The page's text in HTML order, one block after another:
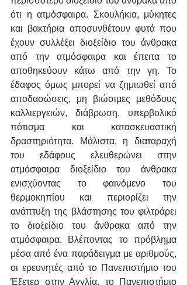
ότι η ατμόσφαιρα. Σκουλήκια, μύκητες
και βακτήρια αποσυνθέτουν φυτά που
έχουν συλλέξει διοξείδιο του άνθρακα
από την ατμόσφαιρα και έπειτα το
αποθηκεύουν κάτω από την γη. Το
έδαφος όμως μπορεί να ζημιωθεί από
αποδασώσεις, μη βιώσιμες μεθόδους
καλλιεργειών, διάβρωση, υπερβολικό
πότισμα και κατασκευαστική
δραστηριότητα. Μάλιστα, η διαταραχή
του εδάφους ελευθερώνει στην
ατμόσφαιρα διοξείδιο του άνθρακα
ενισχύοντας το φαινόμενο του
θερμοκηπίου και περιορίζει την
ανάπτυξη της βλάστησης του φιλτράρει
το διοξείδιο του άνθρακα από την
ατμόσφαιρα. Βλέποντας το πρόβλημα
μέσα από ένα παράδειγμα με αριθμούς,
οι ερευνητές από το Πανεπιστήμιο του
Έξετερ στην Αγγλία, το Πανεπιστήμιο